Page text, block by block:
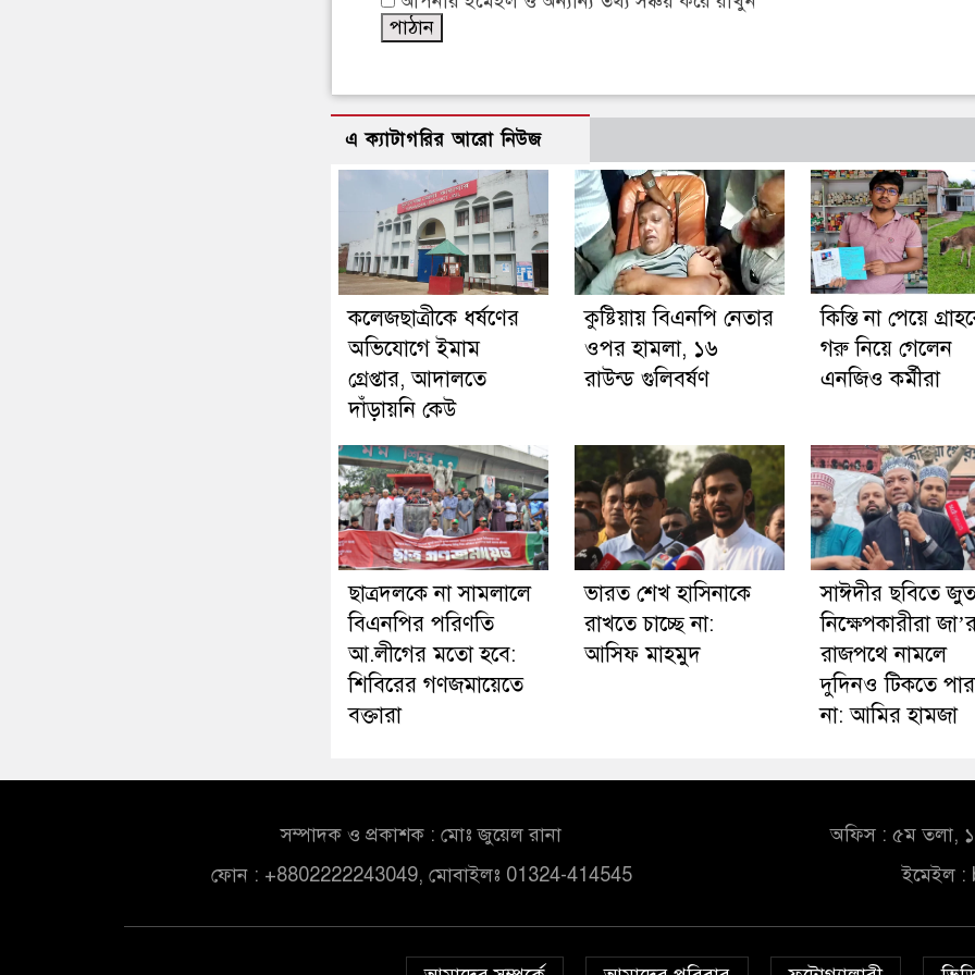
এ ক্যাটাগরির আরো নিউজ
কলেজছাত্রীকে ধর্ষণের
অভিযোগে ইমাম
গ্রেপ্তার, আদালতে
দাঁড়ায়নি কেউ
কুষ্টিয়ায় বিএনপি নেতার
ওপর হামলা, ১৬
রাউন্ড গুলিবর্ষণ
কিস্তি না পেয়ে
গরু নিয়ে গেলেন
এনজিও কর্মীরা
ছাত্রদলকে না সামলালে
বিএনপির পরিণতি
আ.লীগের মতো হবে:
শিবিরের গণজমায়েতে
বক্তারা
ভারত শেখ হাসিনাকে
রাখতে চাচ্ছে না:
আসিফ মাহমুদ
সাঈদীর ছবিতে
নিক্ষেপকারীরা
রাজপথে নামলে
দুদিনও টিকতে
না: আমির হামজা
সম্পাদক ও প্রকাশক : মোঃ জুয়েল রানা
ফোন : +8802222243049, মোবাইলঃ 01324-414545
অফিস : ৫ম তলা,
ইমেইল :